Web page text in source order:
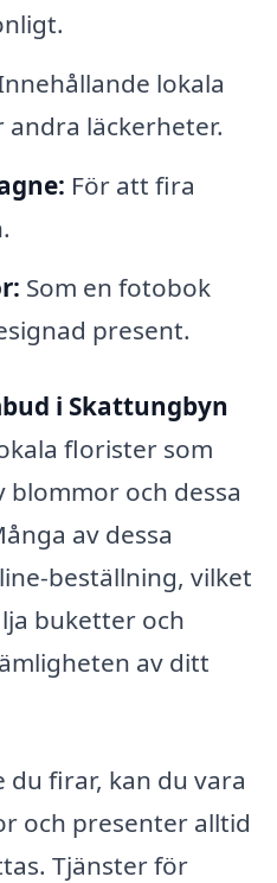
lokala
andra läckerheter.
För att fira
Som en fotobok
present.
i Skattungbyn
florister som
och dessa
av dessa
beställning, vilket
buketter och
av ditt
firar, kan du vara
och presenter alltid
Tjänster för